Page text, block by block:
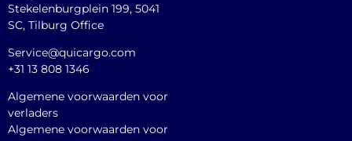
Stekelenburgplein 199, 5041
SC, Tilburg Office
Service@quicargo.com
+31 13 808 1346
Algemene voorwaarden voor
verladers
Algemene voorwaarden voor